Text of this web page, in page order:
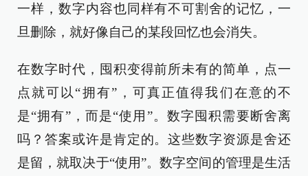
一样，数字内容也同样有不可割舍的记忆，一
旦删除，就好像自己的某段回忆也会消失。
在数字时代，囤积变得前所未有的简单，点一
点就可以“拥有”，可真正值得我们在意的不
是“拥有”，而是“使用”。数字囤积需要断舍离
吗？答案或许是肯定的。这些数字资源是舍还
是留，就取决于“使用”。数字空间的管理是生活